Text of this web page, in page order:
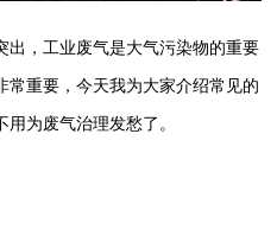
，工业废气是大气污染物的重要
常重要，今天我为大家介绍常见的
为废气治理发愁了。